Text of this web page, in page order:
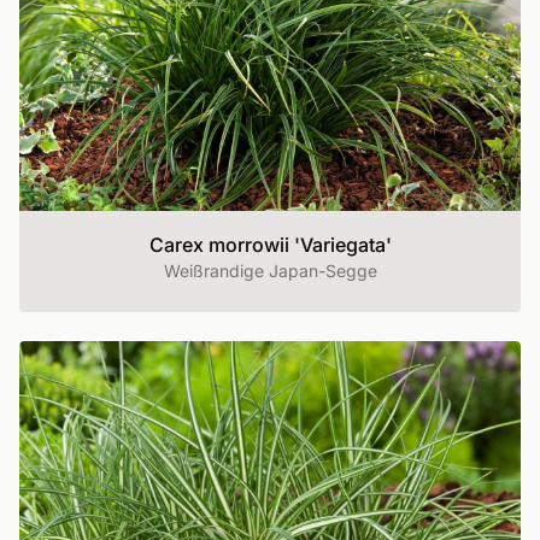
Carex morrowii 'Variegata'
Weißrandige Japan-Segge